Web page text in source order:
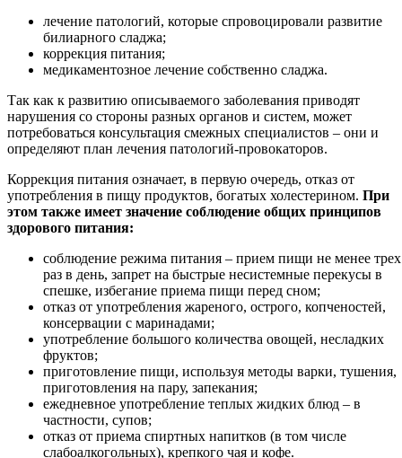
лечение патологий, которые спровоцировали развитие
билиарного сладжа;
коррекция питания;
медикаментозное лечение собственно сладжа.
Так как к развитию описываемого заболевания приводят
нарушения со стороны разных органов и систем, может
потребоваться консультация смежных специалистов – они и
определяют план лечения патологий-провокаторов.
Коррекция питания означает, в первую очередь, отказ от
употребления в пищу продуктов, богатых холестерином. При
этом также имеет значение соблюдение общих принципов
здорового питания:
соблюдение режима питания – прием пищи не менее трех
раз в день, запрет на быстрые несистемные перекусы в
спешке, избегание приема пищи перед сном;
отказ от употребления жареного, острого, копченостей,
консервации с маринадами;
употребление большого количества овощей, несладких
фруктов;
приготовление пищи, используя методы варки, тушения,
приготовления на пару, запекания;
ежедневное употребление теплых жидких блюд – в
частности, супов;
отказ от приема спиртных напитков (в том числе
слабоалкогольных), крепкого чая и кофе.